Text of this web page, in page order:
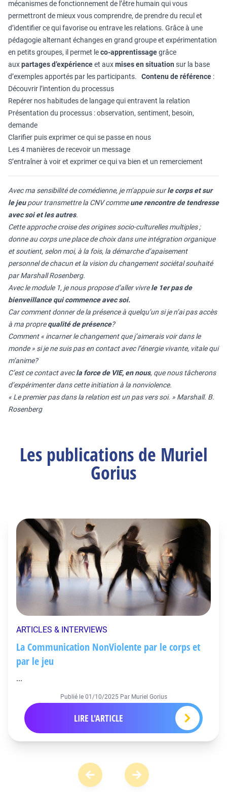
mécanismes de fonctionnement de l’être humain qui vous
permettront de mieux vous comprendre, de prendre du recul et
d’identifier ce qui favorise ou entrave les relations. Grâce à une
pédagogie alternant échanges en grand groupe et expérimentation
en petits groupes, il permet leco-apprentissagegrâce
auxpartages d’expérienceet auxmises en situation sur la base
d’exemples apportés par les participants. Contenu de référence :
Découvrir l’intention du processus
Repérer nos habitudes de langage qui entravent la relation
Présentation du processus : observation, sentiment, besoin,
demande
Clarifier puis exprimer ce qui se passe en nous
Les 4 manières de recevoir un message
S’entraîner à voir et exprimer ce qui va bien et un remerciement
Avec ma sensibilité de comédienne, je m’appuie surle corps et sur
le jeupour transmettre la CNV commeune rencontre de tendresse
avec soi et les autres.
Cette approche croise des origines socio-culturelles multiples ;
donne au corps une place de choix dans une intégration organique
et soutient, selon moi, à la fois, la démarche d’apaisement
personnel de chacun et la vision du changement sociétal souhaité
par Marshall Rosenberg.
Avec le module 1, je nous propose d’aller vivrele 1er pas de
bienveillance qui commence avec soi.
Car comment donner de la présence à quelqu’un si je n’ai pas accès
à ma proprequalité de présence?
Comment « incarner le changement que j’aimerais voir dans le
monde » si je ne suis pas en contact avec l’énergie vivante, vitale qui
m’anime?
C’est ce contact avecla force de VIE, en nous, que nous tâcherons
d’expérimenter dans cette initiation à la nonviolence.
« Le premier pas dans la relation est un pas vers soi. » Marshall. B.
Rosenberg
Les publications de Muriel
Gorius
ARTICLES & INTERVIEWS
La Communication NonViolente par le corps et
par le jeu
...
Publié le 01/10/2025 Par Muriel Gorius
LIRE L'ARTICLE